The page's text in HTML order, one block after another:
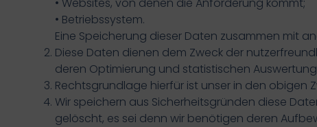
• Betriebssystem.
Eine Speicherung dieser Daten zusammen mit
Diese Daten dienen dem Zweck der
deren Optimierung und statistischen
Rechtsgrundlage hierfür ist unser in den obigen
Wir speichern aus Sicherheitsgründen diese
gelöscht, es sei denn wir benötigen deren